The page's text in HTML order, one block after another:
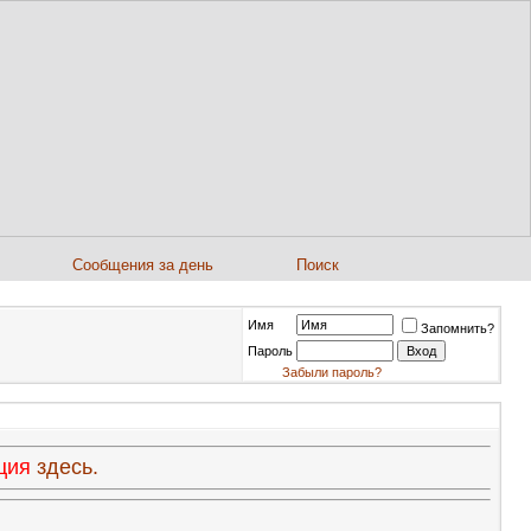
Сообщения за день Поиск
Имя
Запомнить?
Пароль
Забыли пароль?
здесь.